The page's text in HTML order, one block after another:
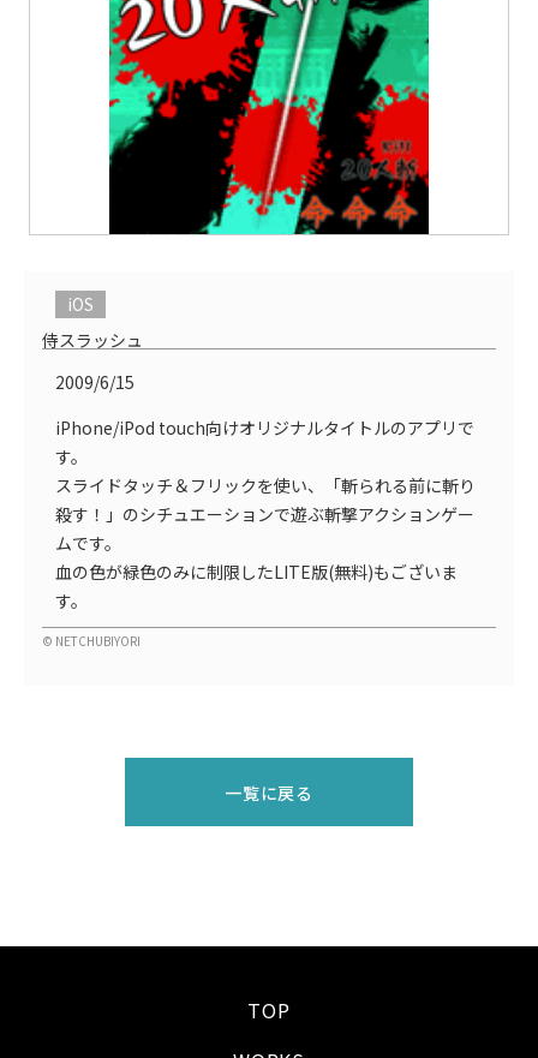
iOS
侍スラッシュ
2009/6/15
iPhone/iPod touch向けオリジナルタイトルのアプリで
す。
スライドタッチ＆フリックを使い、「斬られる前に斬り
殺す！」のシチュエーションで遊ぶ斬撃アクションゲー
ムです。
血の色が緑色のみに制限したLITE版(無料)もございま
す。
© NETCHUBIYORI
一覧に戻る
TOP